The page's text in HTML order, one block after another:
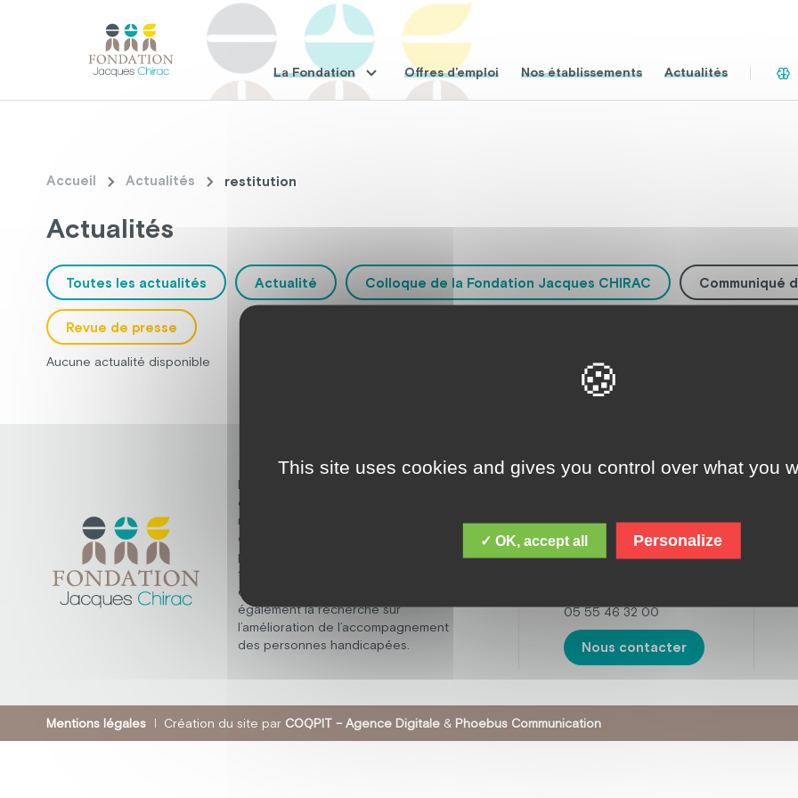
La Fondation Offres d’emploi Nos établissements Actualités
Accueil Actualités restitution
Actualités
Toutes les actualités Actualité Colloque de la Fondation Jacques CHIRAC Communiqué
Revue de presse
Aucune actualité disponible
Découvrez la fondation Jacques Chirac,
dont la mission fondamentale est de
répondre aux besoins des personnes
en situation de handicap mental,
psychique, polyhandicap, et avec des
troubles du spectre de l’autisme. Mais
elle ne s’arrête pas là, et œuvre
également la recherche sur
l’amélioration de l’accompagnement
des personnes handicapées.
ADRESSE
Chirac
16 boulevard de la
05 55 46 32 00
Nous contacter
Mentions légales Création du site par COQPIT – Agence Digitale & Phoebus Communication
This site uses cookies and gives you control over what you
✓ OK, accept all Personalize